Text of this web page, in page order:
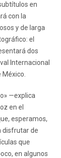
en
con la
y de larga
el
dos
Internacional
—explica
en el
esperamos,
disfrutar de
que
en algunos